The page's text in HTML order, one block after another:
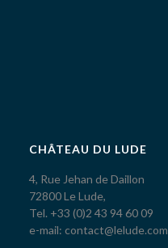
CHÂTEAU DU LUDE
4, Rue Jehan de Daillon
72800 Le Lude,
Tel. +33 (0)2 43 94 60 09
e-mail: contact@lelude.com